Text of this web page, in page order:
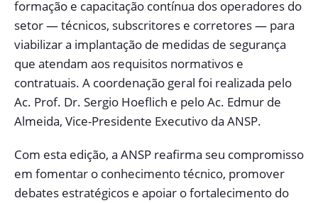
formação e capacitação contínua dos operadores do
setor — técnicos, subscritores e corretores — para
viabilizar a implantação de medidas de segurança
que atendam aos requisitos normativos e
contratuais. A coordenação geral foi realizada pelo
Ac. Prof. Dr. Sergio Hoeflich e pelo Ac. Edmur de
Almeida, Vice-Presidente Executivo da ANSP.
Com esta edição, a ANSP reafirma seu compromisso
em fomentar o conhecimento técnico, promover
debates estratégicos e apoiar o fortalecimento do